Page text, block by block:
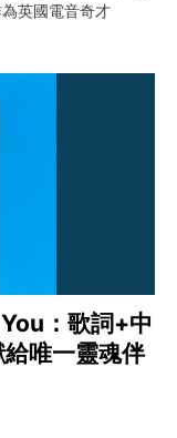
英國電音奇才
：歌詞+中
唯一靈魂伴